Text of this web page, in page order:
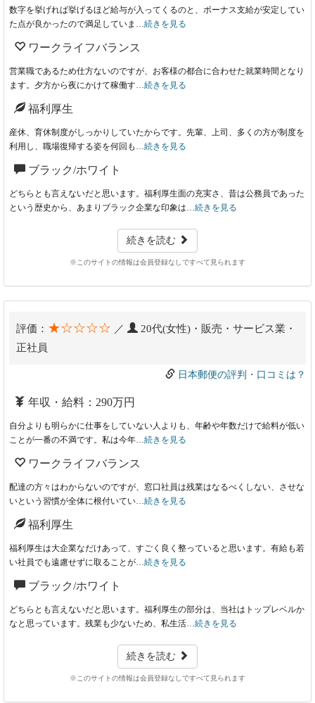
数字を挙げれば挙げるほど給与が入ってくるのと、ボーナス支給が安定してい
た点が良かったので満足していま… 続きを見る
ワークライフバランス
営業職であるため仕方ないのですが、お客様の都合に合わせた就業時間となり
ます。夕方から夜にかけて稼働す… 続きを見る
福利厚生
産休、育休制度がしっかりしていたからです。先輩、上司、多くの方が制度を
利用し、職場復帰する姿を何回も… 続きを見る
ブラック/ホワイト
どちらとも言えないだと思います。福利厚生面の充実さ、昔は公務員であった
という歴史から、あまりブラック企業な印象は… 続きを見る
続きを読む
※このサイトの情報は会員登録なしですべて見られます
評価： ★☆☆☆☆ ／
20代(女性)・販売・サービス業・
正社員
日本郵便の評判・口コミは？
年収・給料：290万円
自分よりも明らかに仕事をしていない人よりも、年齢や年数だけで給料が低い
ことが一番の不満です。私は今年… 続きを見る
ワークライフバランス
配達の方々はわからないのですが、窓口社員は残業はなるべくしない、させな
いという習慣が全体に根付いてい… 続きを見る
福利厚生
福利厚生は大企業なだけあって、すごく良く整っていると思います。有給も若
い社員でも遠慮せずに取ることが… 続きを見る
ブラック/ホワイト
どちらとも言えないだと思います。福利厚生の部分は、当社はトップレベルか
なと思っています。残業も少ないため、私生活… 続きを見る
続きを読む
※このサイトの情報は会員登録なしですべて見られます